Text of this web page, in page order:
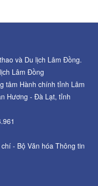
và Du lịch Lâm Đồng.
Lâm Đồng
tâm Hành chính tỉnh Lâm
Hương - Đà Lạt, tỉnh
- Bộ Văn hóa Thông tin